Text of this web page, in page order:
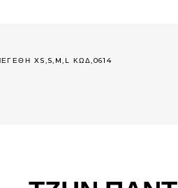
XS,S,M,L ΚΩΔ,0614